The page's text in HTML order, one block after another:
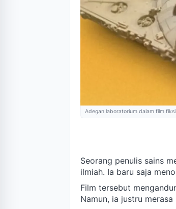
Adegan laboratorium dalam film
Seorang penulis sains
ilmiah. Ia baru saja
Film tersebut
Namun, ia justru